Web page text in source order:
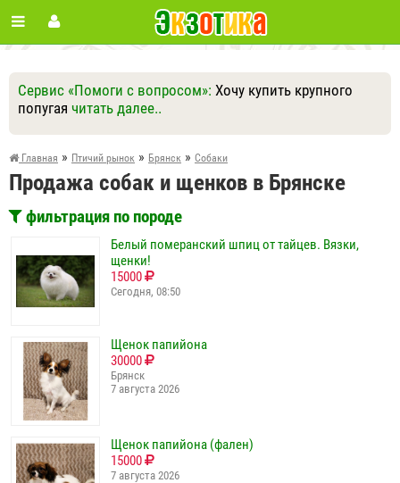
Сервис «Помоги с вопросом»: Хочу купить крупного
попугая читать далее..
Ответить Другие вопросы
Задать вопрос
Главная » Птичий рынок » Брянск » Собаки
Продажа собак и щенков в Брянске
фильтрация по породе
Белый померанский шпиц от тайцев. Вязки,
щенки!
15000
Сегодня, 08:50
Щенок папийона
30000
Брянск
7 августа 2026
Щенок папийона (фален)
15000
7 августа 2026